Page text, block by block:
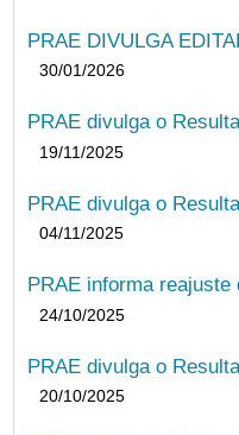
PRAE DIVULGA
30/01/2026
PRAE divulga o
19/11/2025
PRAE divulga o
04/11/2025
PRAE informa
24/10/2025
PRAE divulga o
20/10/2025